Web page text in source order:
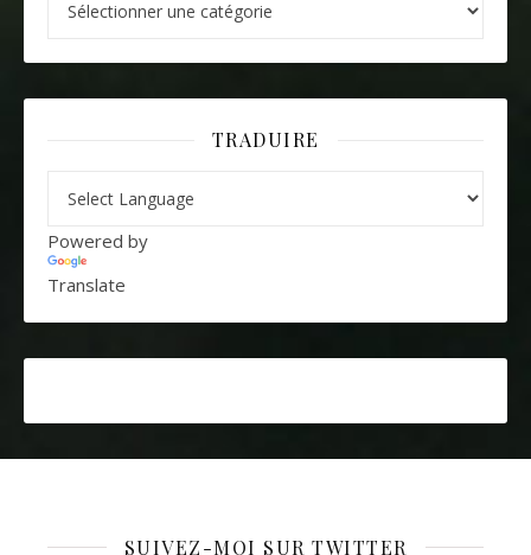
TRADUIRE
Powered by
Translate
SUIVEZ-MOI SUR TWITTER